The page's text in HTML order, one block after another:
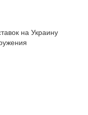
на Украину